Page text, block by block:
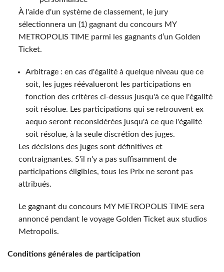
À l'aide d'un système de classement, le jury
sélectionnera un (1) gagnant du concours MY
METROPOLIS TIME parmi les gagnants d’un Golden
Ticket.
Arbitrage : en cas d'égalité à quelque niveau que ce
soit, les juges réévalueront les participations en
fonction des critères ci-dessus jusqu'à ce que l'égalité
soit résolue. Les participations qui se retrouvent ex
aequo seront reconsidérées jusqu'à ce que l'égalité
soit résolue, à la seule discrétion des juges.
Les décisions des juges sont définitives et
contraignantes. S'il n'y a pas suffisamment de
participations éligibles, tous les Prix ne seront pas
attribués.
Le gagnant du concours MY METROPOLIS TIME sera
annoncé pendant le voyage Golden Ticket aux studios
Metropolis.
Conditions générales de participation